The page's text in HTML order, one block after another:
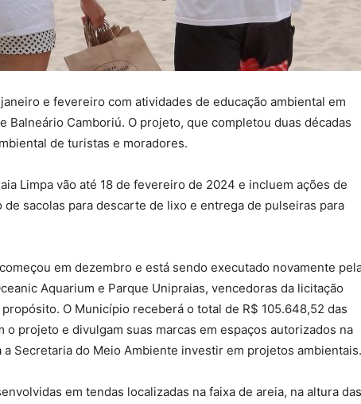
e fevereiro com atividades de educação ambiental em
Balneário Camboriú. O projeto, que completou duas décadas
de turistas e moradores.
Limpa vão até 18 de fevereiro de 2024 e incluem ações de
sacolas para descarte de lixo e entrega de pulseiras para
em dezembro e está sendo executado novamente
Aquarium e Parque Unipraias, vencedoras da licitação
O Município receberá o total de R$ 105.648,52 das
o projeto e divulgam suas marcas em espaços autorizados na
a Secretaria do Meio Ambiente investir em projetos ambientais.
em tendas localizadas na faixa de areia, na altura das